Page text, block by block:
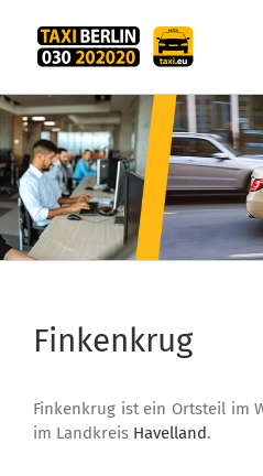
Inhalt
springen
Finkenkrug
Finkenkrug ist ein Ortsteil im
im Landkreis Havelland.